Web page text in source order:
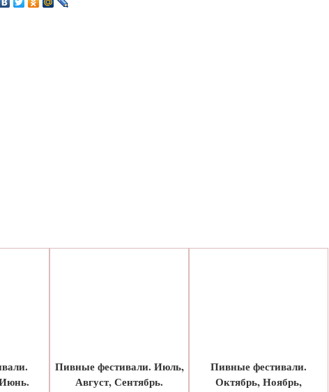
Пивные фестивали. Июль,
Август, Сентябрь.
Пивные фестивали.
Октябрь, Ноябрь,